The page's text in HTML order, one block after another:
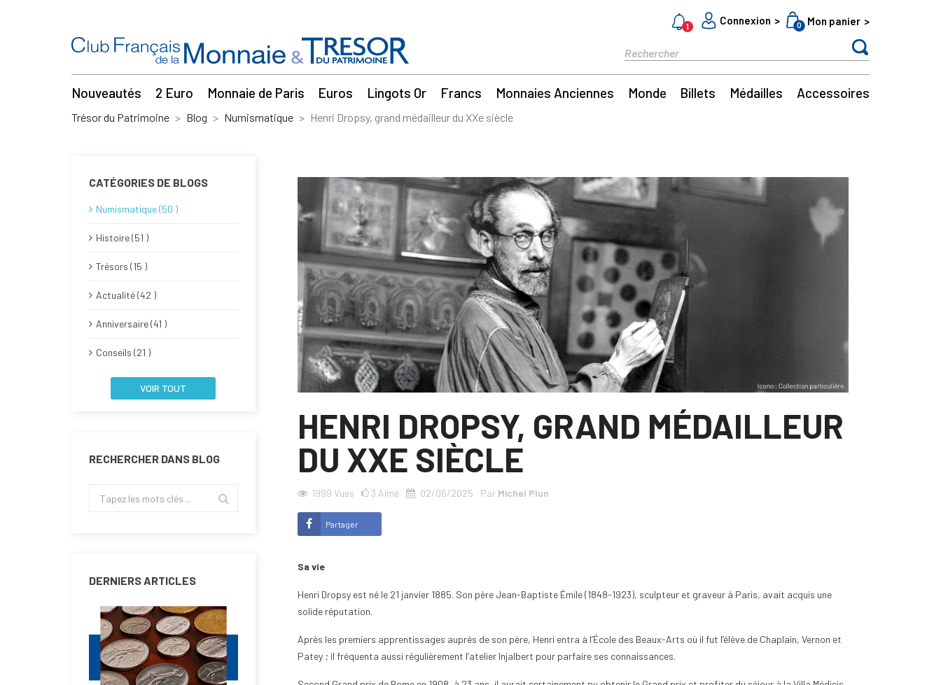
1
Connexion 0 Mon panier
Nouveautés 2 Euro Monnaie de Paris Euros Lingots Or Francs Monnaies Anciennes Monde Billets Médailles Accessoires
Trésor du Patrimoine Blog Numismatique Henri Dropsy, grand médailleur du XXe siècle
CATÉGORIES DE BLOGS
Numismatique (50 )
Histoire (51 )
Trésors (15 )
Actualité (42 )
Anniversaire (41 )
Conseils (21 )
VOIR TOUT
RECHERCHER DANS BLOG
DERNIERS ARTICLES
HENRI DROPSY, GRAND MÉDAILLEUR
DU XXE SIÈCLE
1999 Vues 3 Aimé 02/06/2025 Par Michel Plun
Partager
Sa vie
Henri Dropsy est né le 21 janvier 1885. Son père Jean-Baptiste Émile (1848-1923), sculpteur et graveur à Paris, avait acquis une
solide réputation.
Après les premiers apprentissages auprès de son père, Henri entra à l’École des Beaux-Arts où il fut l’élève de Chaplain, Vernon et
Patey ; il fréquenta aussi régulièrement l’atelier Injalbert pour parfaire ses connaissances.